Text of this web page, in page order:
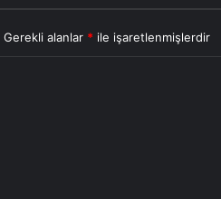
Gerekli alanlar * ile işaretlenmişlerdir